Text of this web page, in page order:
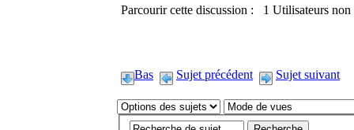
Parcourir cette discussion : 1 Utilisateurs non
Bas Sujet précédent Sujet suivant